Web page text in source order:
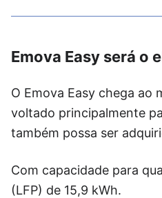
Emova Easy será o
O Emova Easy chega ao
voltado principalmente
também possa ser
Com capacidade para
(LFP) de 15,9 kWh.